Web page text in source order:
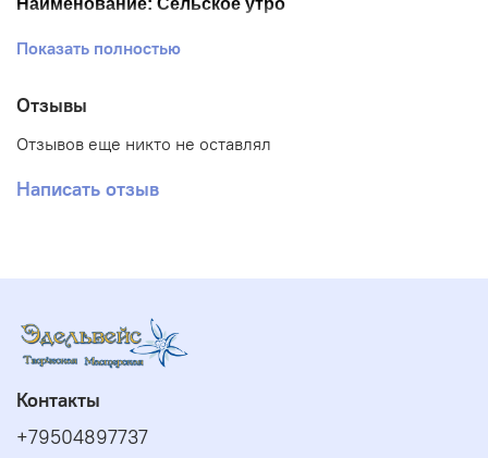
Наименование: Сельское утро
Размер ткани 40*50 см
Показать полностью
Отзывы
Отзывов еще никто не оставлял
Написать отзыв
Контакты
+79504897737